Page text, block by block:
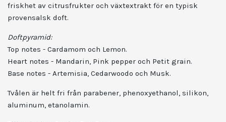
friskhet av citrusfrukter och växtextrakt för en typisk
provensalsk doft.
Doftpyramid:
Top notes - Cardamom och Lemon.
Heart notes - Mandarin, Pink pepper och Petit grain.
Base notes - Artemisia, Cedarwoodo och Musk.
Tvålen är helt fri från parabener, phenoxyethanol, silikon,
aluminum, etanolamin.